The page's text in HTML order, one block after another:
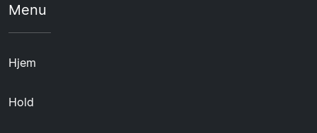
Menu
Hjem
Hold